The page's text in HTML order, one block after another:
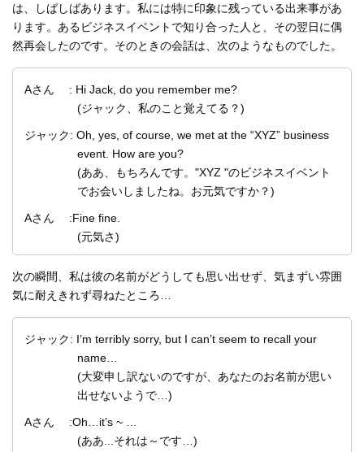
は、しばしばあります。私には特に印象に残っている出来事があ
ります。あるビジネスイベントで知り合った人と、その翌日に偶
然再会したのです。そのときの会話は、次のようなものでした。
Aさん : Hi Jack, do you remember me?
(ジャック、私のこと覚えてる？)
ジャック: Oh, yes, of course, we met at the “XYZ” business
event. How are you?
(ああ、もちろんです。"XYZ "のビジネスイベント
でお会いしましたね。お元気ですか？)
Aさん :Fine fine.
(元気さ)
次の瞬間、私は彼の名前がどうしても思い出せず、気まずい雰囲
気に耐えきれず尋ねたところ…
ジャック: I’m terribly sorry, but I can’t seem to recall your
name…
(大変申し訳ないのですが、あなたのお名前が思い
出せないようで…)
Aさん :Oh…it’s ~ …
(ああ...それは～です…)